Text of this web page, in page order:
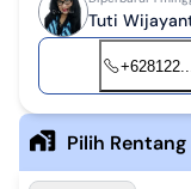
Tuti
+628122...
Pilih